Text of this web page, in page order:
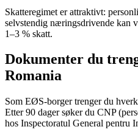
Skatteregimet er attraktivt:
selvstendig næringsdrivende kan
1–3 % skatt.
Dokumenter du
Romania
Som EØS-borger trenger du
Etter 90 dager søker du CNP
hos Inspectoratul General pentru